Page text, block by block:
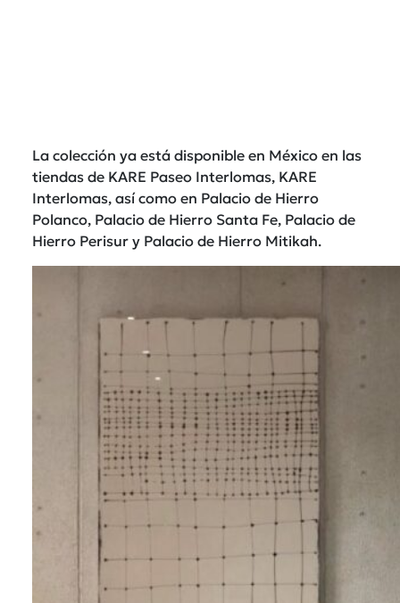
La colección ya está disponible en México en las
tiendas de KARE Paseo Interlomas, KARE
Interlomas, así como en Palacio de Hierro
Polanco, Palacio de Hierro Santa Fe, Palacio de
Hierro Perisur y Palacio de Hierro Mitikah.